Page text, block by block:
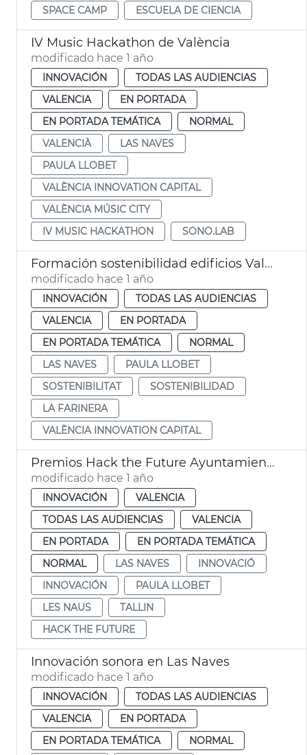
SPACE CAMP ESCUELA DE CIENCIA
IV Music Hackathon de València
modificado hace 1 año
INNOVACIÓN
TODAS LAS AUDIENCIAS
VALENCIA
EN PORTADA
EN PORTADA TEMÁTICA
NORMAL
VALENCIÀ
LAS NAVES
PAULA LLOBET
VALÈNCIA INNOVATION CAPITAL
VALÈNCIA MÚSIC CITY
IV MUSIC HACKATHON
SONO.LAB
Formación sostenibilidad edificios València
modificado hace 1 año
INNOVACIÓN
TODAS LAS AUDIENCIAS
VALENCIA
EN PORTADA
EN PORTADA TEMÁTICA
NORMAL
LAS NAVES
PAULA LLOBET
SOSTENIBILITAT
SOSTENIBILIDAD
LA FARINERA
VALÈNCIA INNOVATION CAPITAL
Premios Hack the Future Ayuntamiento València
modificado hace 1 año
INNOVACIÓN
VALENCIA
TODAS LAS AUDIENCIAS
VALENCIA
EN PORTADA
EN PORTADA TEMÁTICA
NORMAL
LAS NAVES
INNOVACIÓ
INNOVACIÓN
PAULA LLOBET
LES NAUS
TALLIN
HACK THE FUTURE
Innovación sonora en Las Naves
modificado hace 1 año
INNOVACIÓN
TODAS LAS AUDIENCIAS
VALENCIA
EN PORTADA
EN PORTADA TEMÁTICA
NORMAL